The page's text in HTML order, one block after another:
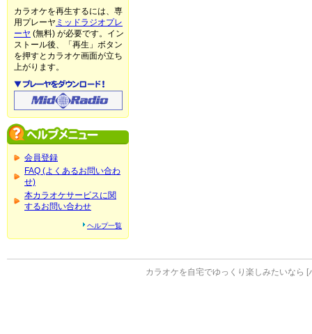
カラオケを再生するには、専
用プレーヤ ミッドラジオプレ
ーヤ (無料) が必要です。イン
ストール後、「再生」ボタン
を押すとカラオケ画面が立ち
上がります。
会員登録
FAQ (よくあるお問い合わ
せ)
本カラオケサービスに関
するお問い合わせ
ヘルプ一覧
カラオケを自宅でゆっくり楽しみたいなら [